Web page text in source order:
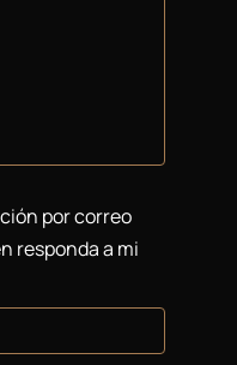
por correo
responda a mi